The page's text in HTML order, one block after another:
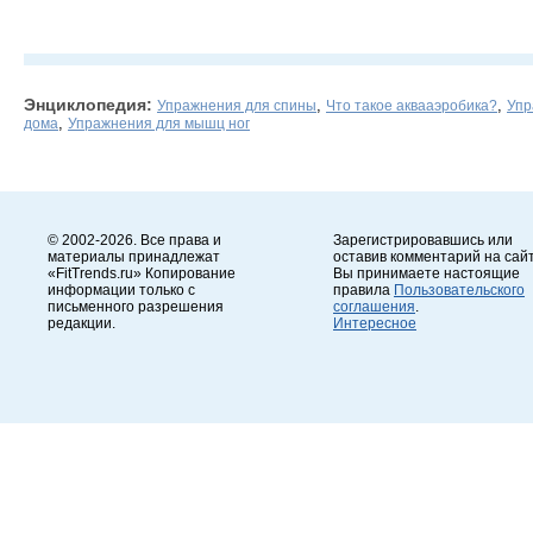
Энциклопедия: Упражнения для спины Что такое аквааэробика?
дома
Упражнения для мышц ног
© 2002-2026. Все права и
материалы принадлежат
«FitTrends.ru» Копирование
информации только с
письменного разрешения
редакции.
Зарегистрировавшись или
оставив комментарий на
Вы принимаете настоящие
правила Пользовательского
соглашения
Интересное